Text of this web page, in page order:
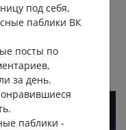
под себя,
паблики ВК
посты по
за день.
паблики -